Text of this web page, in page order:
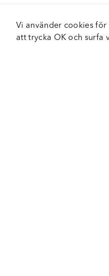
Vi använder cookies
att trycka OK och surfa